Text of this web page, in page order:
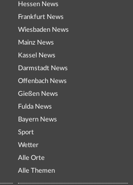
Hessen News
Frankfurt News
Wiesbaden News
Mainz News
Kassel News
Darmstadt News
Offenbach News
Gießen News
Fulda News
Bayern News
Sport
Wetter
Alle Orte
Alle Themen